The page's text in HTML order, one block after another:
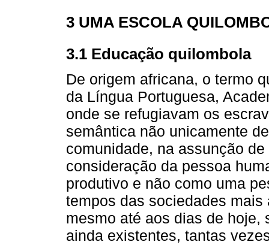
3 UMA ESCOLA
3.1 Educação quilombola
De origem africana, o termo
da Língua Portuguesa,
onde se refugiavam os
semântica não unicamente
comunidade, na assunção
consideração da pessoa
produtivo e não como uma
tempos das sociedades
mesmo até aos dias de hoje,
ainda existentes, tantas